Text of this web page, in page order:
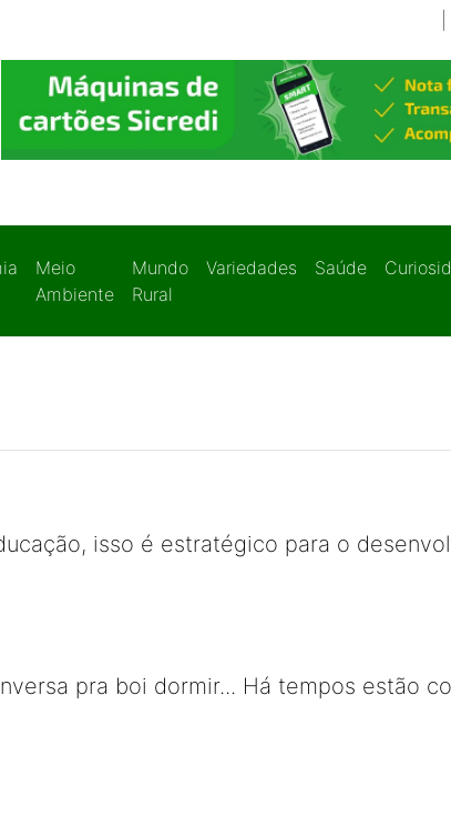
Meio
Ambiente
Mundo
Rural
Variedades Saúde
isso é estratégico para o
pra boi dormir... Há tempos estão